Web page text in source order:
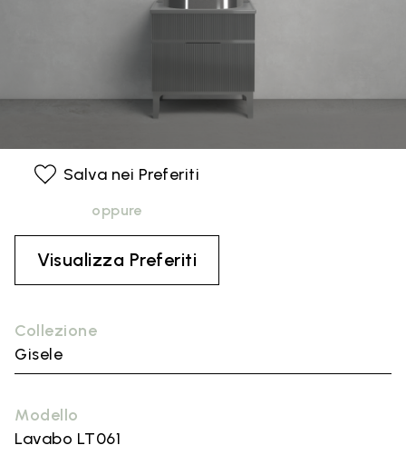
Collezione
Gisele
Modello
Lavabo LT061
Salva nei Preferiti
oppure
Visualizza Preferiti